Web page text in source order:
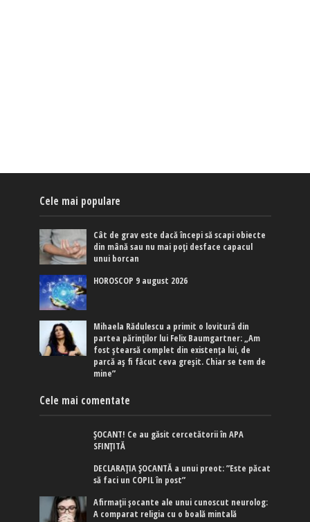
Cele mai populare
Cât de grav este dacă începi să scapi obiecte
din mână sau nu mai poți desface capacul
unui borcan
HOROSCOP 9 august 2026
Mihaela Rădulescu a primit o lovitură din
partea părinților lui Felix Baumgartner: „Am
fost ștearsă complet din existența lui, de
parcă aș fi făcut ceva greșit. Chiar se tem de
mine”
Cele mai comentate
ȘOCANT! Ce au găsit cercetătorii în APA
SFINȚITĂ
DECLARAȚIA ȘOCANTĂ a unui preot: ”Este păcat
să faci un COPIL în post”
Afirmaţii şocante ale unui cunoscut neurolog:
A comparat religia cu o boală mintală